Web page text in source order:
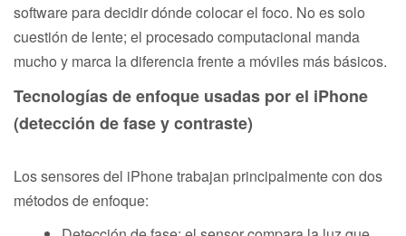
software para decidir dónde colocar el foco. No es solo
cuestión de lente; el procesado computacional manda
mucho y marca la diferencia frente a móviles más básicos.
Tecnologías de enfoque usadas por el iPhone
(detección de fase y contraste)
Los sensores del iPhone trabajan principalmente con dos
métodos de enfoque: